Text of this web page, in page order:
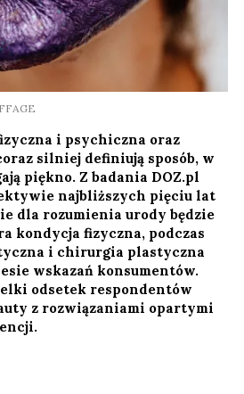
i psychiczna oraz
silniej definiują sposób, w
piękno. Z badania DOZ.pl
najbliższych pięciu lat
dla rozumienia urody będzie
kondycja fizyczna, podczas
i chirurgia plastyczna
wskazań konsumentów.
odsetek respondentów
z rozwiązaniami opartymi